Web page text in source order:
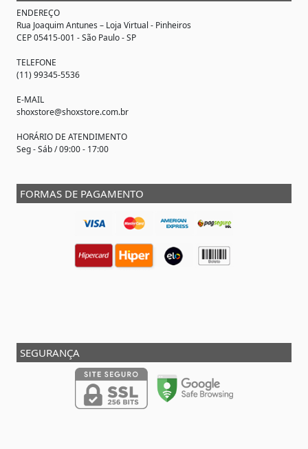
ENDEREÇO
Rua Joaquim Antunes – Loja Virtual - Pinheiros
CEP 05415-001 - São Paulo - SP
TELEFONE
(11) 99345-5536
E-MAIL
shoxstore@shoxstore.com.br
HORÁRIO DE ATENDIMENTO
Seg - Sáb / 09:00 - 17:00
FORMAS DE PAGAMENTO
SEGURANÇA